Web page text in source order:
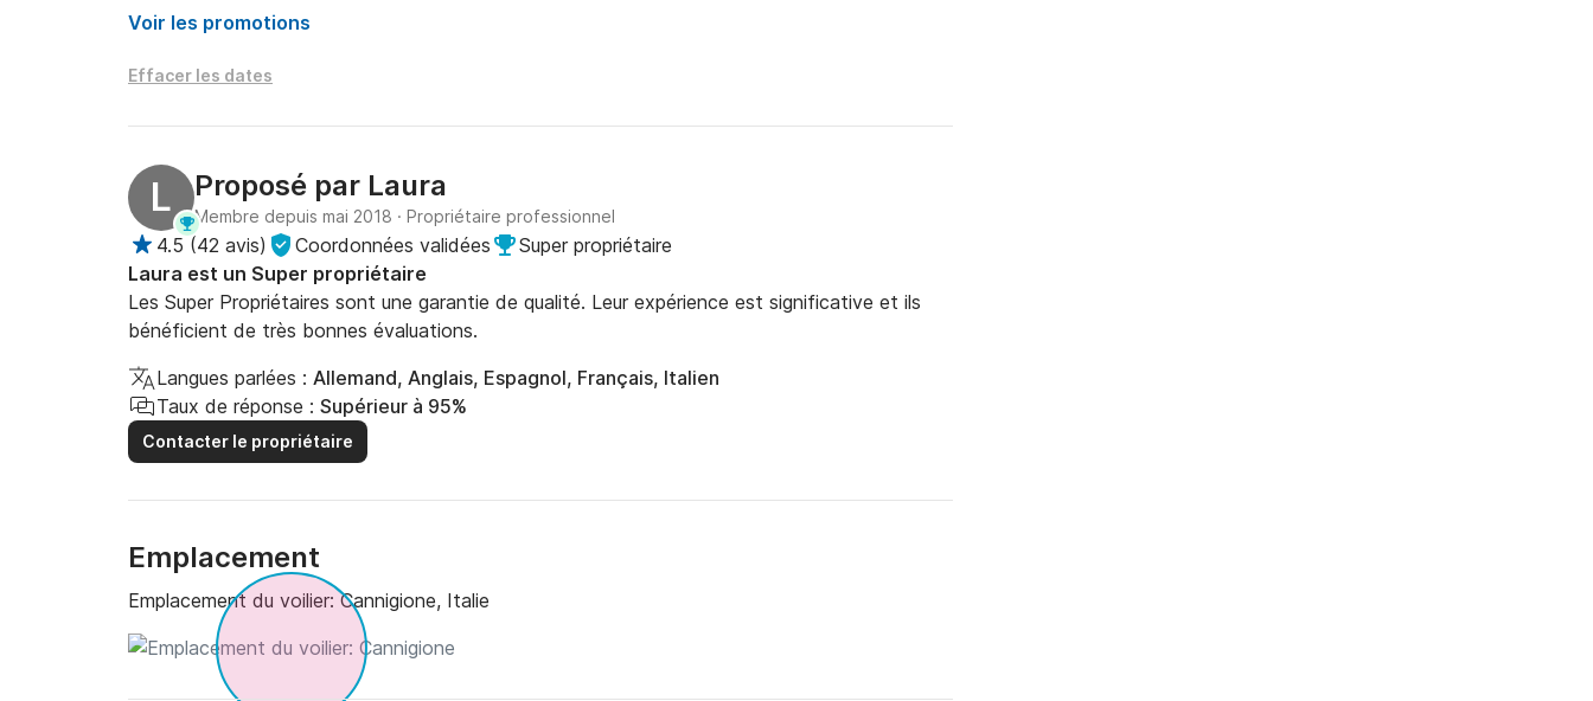
Voir les promotions
Effacer les dates
L Proposé par Laura
Membre depuis mai 2018 · Propriétaire professionnel
4.5 (42 avis) Coordonnées validées
Super propriétaire
Laura est un Super propriétaire
Les Super Propriétaires sont une garantie de qualité. Leur expérience est significative et ils
bénéficient de très bonnes évaluations.
Langues parlées : Allemand, Anglais, Espagnol, Français, Italien
Taux de réponse : Supérieur à 95%
Contacter le propriétaire
Emplacement
Emplacement du voilier:Cannigione, Italie